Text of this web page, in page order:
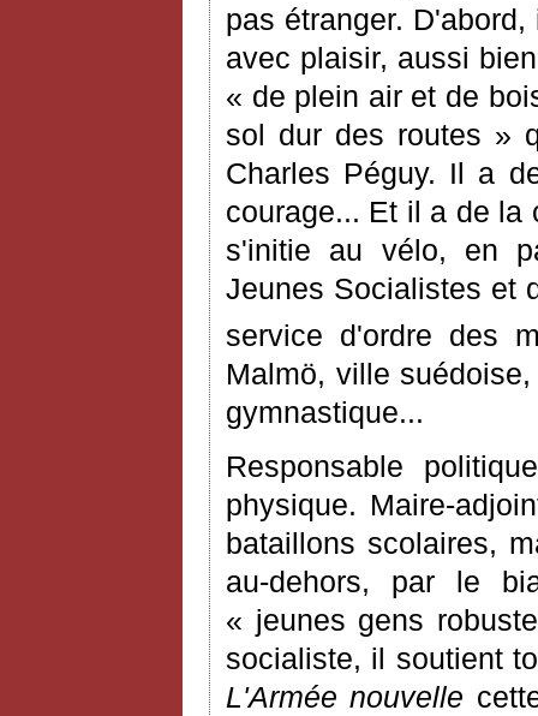
pas étranger.
avec plaisir, aussi
« de plein air et de
sol dur des routes »
Charles Péguy. Il a
courage... Et il a de la
s'initie au vélo, en
Jeunes Socialistes et
service d'ordre des
Malmö, ville
gymnastique...
Responsable
physique. Maire-
bataillons scolaires,
au-dehors, par le
« jeunes gens
socialiste, il soutient
L'Armée nouvelle